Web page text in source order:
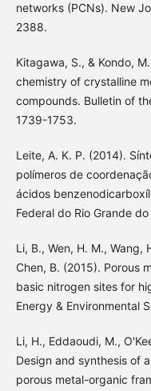
networks (PCNs). New
2388.
Kitagawa, S., & Kondo,
chemistry of crystalline
compounds. Bulletin of
1739-1753.
Leite, A. K. P. (2014).
polímeros de
ácidos
Federal do Rio Grande
Li, B., Wen, H. M., Wang,
Chen, B. (2015). Porous
basic nitrogen sites for
Energy & Environmental
Li, H., Eddaoudi, M.,
Design and synthesis of
porous metal-organic